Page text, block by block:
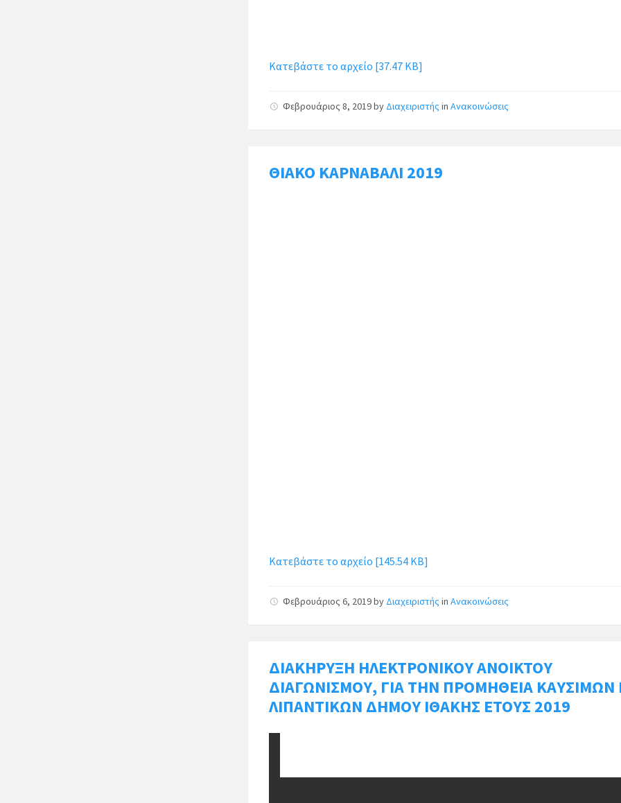
Κατεβάστε το αρχείο [37.47 KB]
Φεβρουάριος 8, 2019by Διαχειριστής inΑνακοινώσεις
ΘΙΑΚΟ ΚΑΡΝΑΒΑΛΙ 2019
Κατεβάστε το αρχείο [145.54 KB]
Φεβρουάριος 6, 2019by Διαχειριστής inΑνακοινώσεις
ΔΙΑΚΗΡΥΞΗ ΗΛΕΚΤΡΟΝΙΚΟΥ ΑΝΟΙΚΤΟΥ
ΔΙΑΓΩΝΙΣΜΟΥ, ΓΙΑ ΤΗΝ ΠΡΟΜΗΘΕΙΑ ΚΑΥΣΙΜΩΝ
ΛΙΠΑΝΤΙΚΩΝ ΔΗΜΟΥ ΙΘΑΚΗΣ ΕΤΟΥΣ 2019